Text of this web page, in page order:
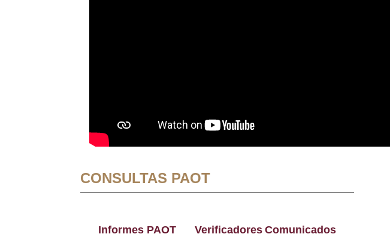
CONSULTAS PAOT
Informes PAOT
Verificadores Comunicados